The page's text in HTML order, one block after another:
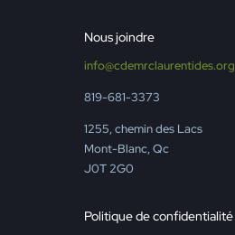
Nous joindre
info@cdemrclaurentides.org
819-681-3373
1255, chemin des Lacs
Mont-Blanc, Qc
J0T 2G0
Politique de confidentialité